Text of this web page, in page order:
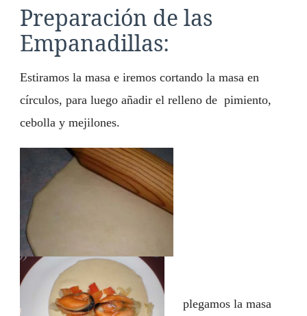
Preparación de las
Empanadillas:
Estiramos la masa e iremos cortando la masa en
círculos, para luego añadir el relleno de pimiento,
cebolla y mejilones.
plegamos la masa